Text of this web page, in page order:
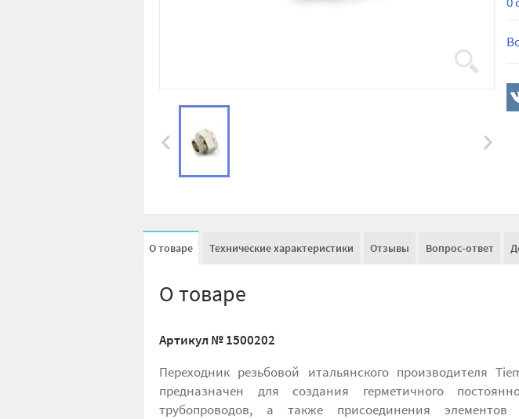
О товаре Технические характеристики Отзывы Вопрос-ответ
О товаре
Артикул №1500202
Переходник резьбовой итальянского производителя
предназначен для создания герметичного
трубопроводов, а также присоединения элементов